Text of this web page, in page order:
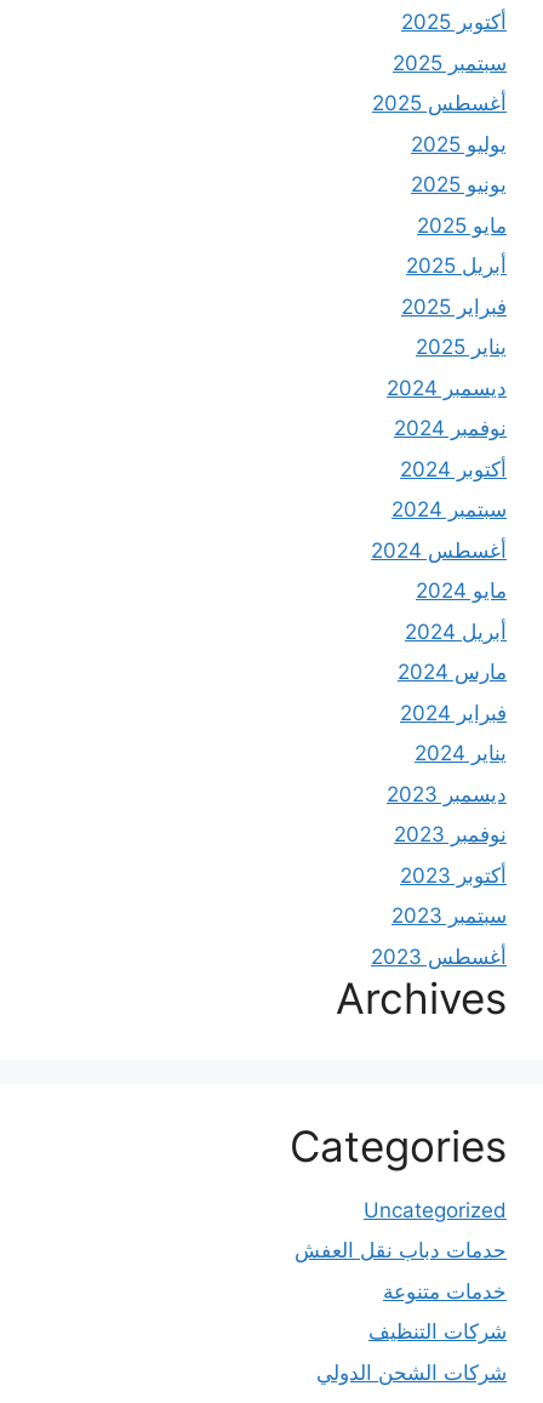
أكتوبر 2025
سبتمبر 2025
أغسطس 2025
يوليو 2025
يونيو 2025
مايو 2025
أبريل 2025
فبراير 2025
يناير 2025
ديسمبر 2024
نوفمبر 2024
أكتوبر 2024
سبتمبر 2024
أغسطس 2024
مايو 2024
أبريل 2024
مارس 2024
فبراير 2024
يناير 2024
ديسمبر 2023
نوفمبر 2023
أكتوبر 2023
سبتمبر 2023
أغسطس 2023
Archives
Categories
Uncategorized
حدمات دباب نقل العفش
خدمات متنوعة
شركات التنظيف
شركات الشحن الدولي